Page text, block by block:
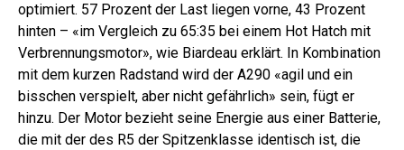
optimiert. 57 Prozent der Last liegen vorne, 43 Prozent
hinten – «im Vergleich zu 65:35 bei einem Hot Hatch mit
Verbrennungsmotor», wie Biardeau erklärt. In Kombination
mit dem kurzen Radstand wird der A290 «agil und ein
bisschen verspielt, aber nicht gefährlich» sein, fügt er
hinzu. Der Motor bezieht seine Energie aus ­einer Batterie,
die mit der des R5 der Spitzenklasse identisch ist, die